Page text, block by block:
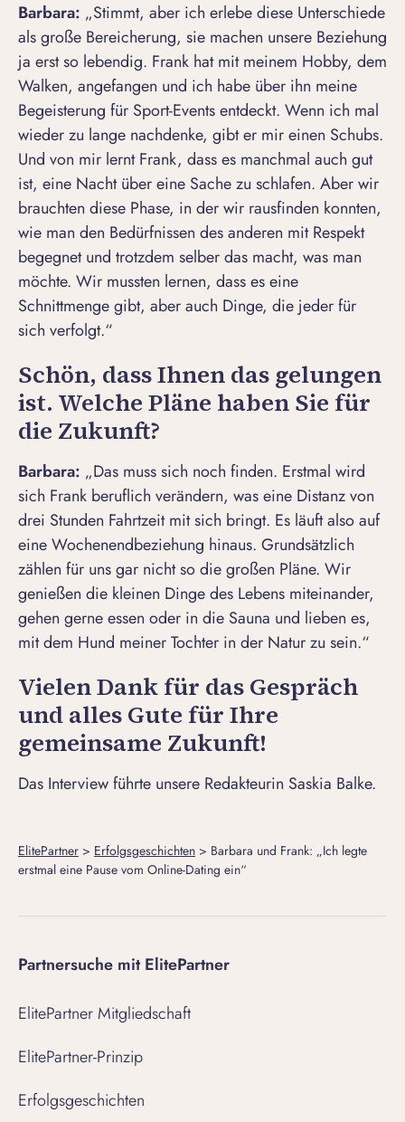
Barbara: „Stimmt, aber ich erlebe diese Unterschiede
als große Bereicherung, sie machen unsere Beziehung
ja erst so lebendig. Frank hat mit meinem Hobby, dem
Walken, angefangen und ich habe über ihn meine
Begeisterung für Sport-Events entdeckt. Wenn ich mal
wieder zu lange nachdenke, gibt er mir einen Schubs.
Und von mir lernt Frank, dass es manchmal auch gut
ist, eine Nacht über eine Sache zu schlafen. Aber wir
brauchten diese Phase, in der wir rausfinden konnten,
wie man den Bedürfnissen des anderen mit Respekt
begegnet und trotzdem selber das macht, was man
möchte. Wir mussten lernen, dass es eine
Schnittmenge gibt, aber auch Dinge, die jeder für
sich verfolgt.“
Schön, dass Ihnen das gelungen
ist. Welche Pläne haben Sie für
die Zukunft?
Barbara: „Das muss sich noch finden. Erstmal wird
sich Frank beruflich verändern, was eine Distanz von
drei Stunden Fahrtzeit mit sich bringt. Es läuft also auf
eine Wochenendbeziehung hinaus. Grundsätzlich
zählen für uns gar nicht so die großen Pläne. Wir
genießen die kleinen Dinge des Lebens miteinander,
gehen gerne essen oder in die Sauna und lieben es,
mit dem Hund meiner Tochter in der Natur zu sein.“
Vielen Dank für das Gespräch
und alles Gute für Ihre
gemeinsame Zukunft!
Das Interview führte unsere Redakteurin Saskia Balke.
ElitePartner > Erfolgsgeschichten > Barbara und Frank: „Ich legte
erstmal eine Pause vom Online-Dating ein“
Partnersuche mit ElitePartner
ElitePartner Mitgliedschaft
ElitePartner-Prinzip
Erfolgsgeschichten